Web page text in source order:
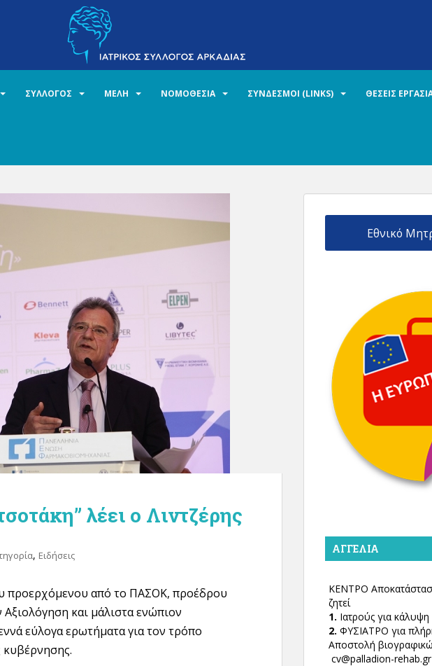
ΣΥΛΛΟΓΟΣ ΜΕΛΗ ΝΟΜΟΘΕΣΙΑ ΣΥΝΔΕΣΜΟΙ (LINKS) ΘΕΣΕΙΣ
λέει ο Λιντζέρης
, Ειδήσεις
προερχόμενου από το ΠΑΣΟΚ, προέδρου
και μάλιστα ενώπιον
εύλογα ερωτήματα για τον τρόπο
κυβέρνησης.
Εθνικό
ΑΓΓΕΛΊΑ
ΚΕΝΤΡΟ
ζητεί
1. Ιατρούς για
2. ΦΥΣΙΑΤΡΟ για
Αποστολή
cv@palladion-rehab.gr